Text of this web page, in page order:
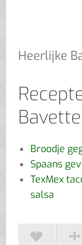
Heerlijke
Bavette
Broodje
Spaans
TexMex
salsa